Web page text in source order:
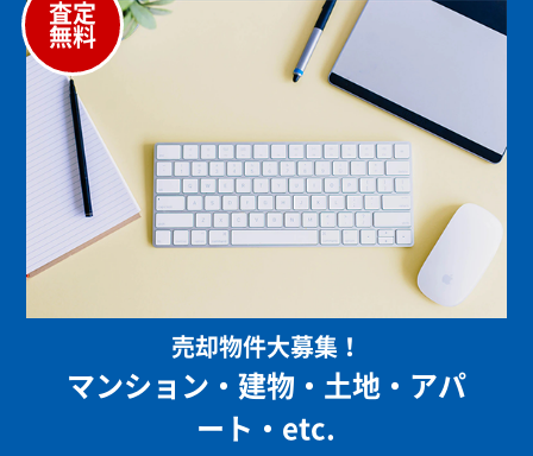
売却物件大募集！
マンション・建物・土地・アパ
ート・etc.
査定
無料